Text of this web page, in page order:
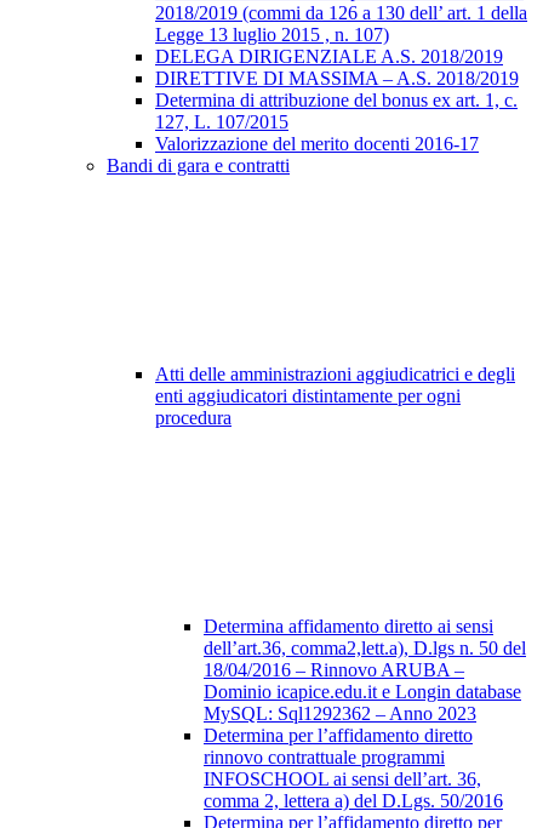
2018/2019 (commi da 126 a 130 dell’ art. 1 della
Legge 13 luglio 2015 , n. 107)
DELEGA DIRIGENZIALE A.S. 2018/2019
DIRETTIVE DI MASSIMA – A.S. 2018/2019
Determina di attribuzione del bonus ex art. 1, c.
127, L. 107/2015
Valorizzazione del merito docenti 2016-17
Bandi di gara e contratti
Atti delle amministrazioni aggiudicatrici e degli
enti aggiudicatori distintamente per ogni
procedura
Determina affidamento diretto ai sensi
dell’art.36, comma2,lett.a), D.lgs n. 50 del
18/04/2016 – Rinnovo ARUBA –
Dominio icapice.edu.it e Longin database
MySQL: Sql1292362 – Anno 2023
Determina per l’affidamento diretto
rinnovo contrattuale programmi
INFOSCHOOL ai sensi dell’art. 36,
comma 2, lettera a) del D.Lgs. 50/2016
Determina per l’affidamento diretto per